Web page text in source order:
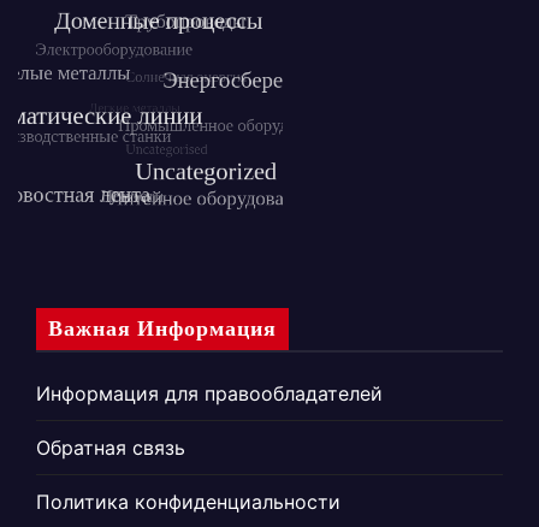
Важная Информация
Информация для правообладателей
Обратная связь
Политика конфиденциальности